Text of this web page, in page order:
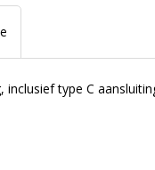
type C